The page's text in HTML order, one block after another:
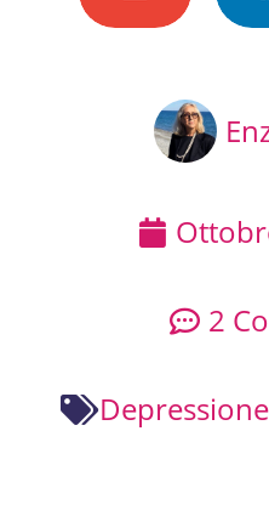
2